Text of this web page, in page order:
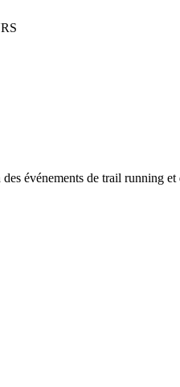
événements de trail running